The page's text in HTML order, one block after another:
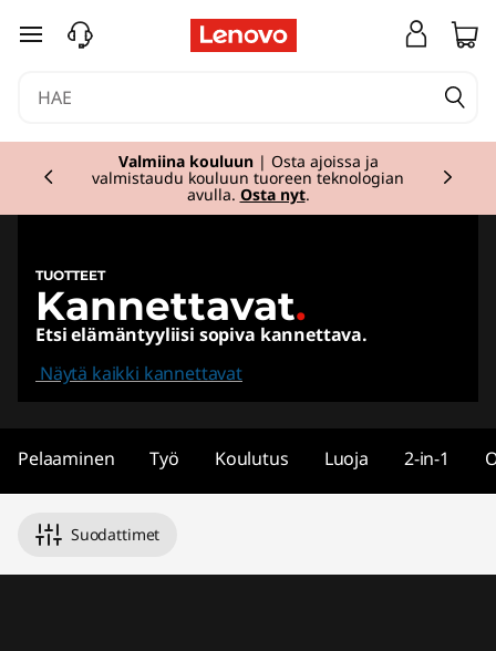
o
n
siirry pääsisältöön
Valmiina kouluun| Osta ajoissa ja
valmistaudu kouluun tuoreen teknologian
avulla. Osta nyt.
Currently displaying item 1 of 2
TUOTTEET
Kannettavat.
Etsi elämäntyyliisi sopiva kannettava.
Näytä kaikki kannettavat
Pelaaminen Työ Koulutus Luoja 2-in-1
Suodattimet